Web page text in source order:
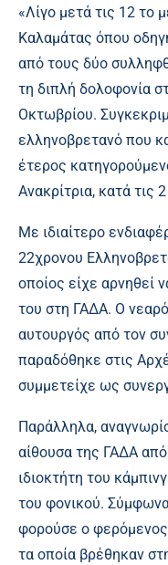
«Λίγο μετά τις 12 το
Καλαμάτας όπου
από τους δύο
τη διπλή δολοφονία
Οκτωβρίου.
ελληνοβρετανό που
έτερος
Ανακρίτρια, κατά τις
Με ιδιαίτερο
22χρονου
οποίος είχε αρνηθεί
του στη ΓΑΔΑ. Ο
αυτουργός από τον
παραδόθηκε στις
συμμετείχε ως
Παράλληλα,
αίθουσα της ΓΑΔΑ
ιδιοκτήτη του
του φονικού.
φορούσε ο
τα οποία βρέθηκαν